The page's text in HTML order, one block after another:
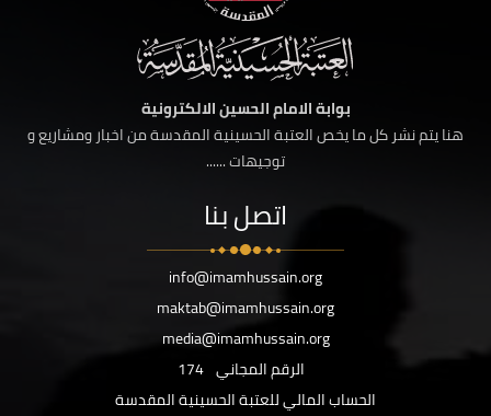
بوابة الامام الحسين الالكترونية
هنا يتم نشر كل ما يخص العتبة الحسينية المقدسة من اخبار ومشاريع و
توجيهات ......
اتصل بنا
info@imamhussain.org
maktab@imamhussain.org
media@imamhussain.org
الرقم المجاني 174
الحساب المالي للعتبة الحسينية المقدسة